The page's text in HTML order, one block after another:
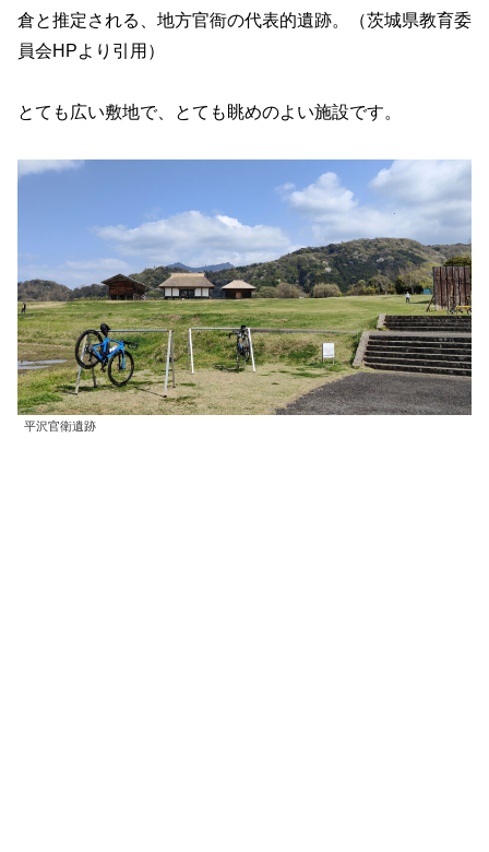
倉と推定される、地方官衙の代表的遺跡。（茨城県教育委
員会HPより引用）
とても広い敷地で、とても眺めのよい施設です。
平沢官衛遺跡